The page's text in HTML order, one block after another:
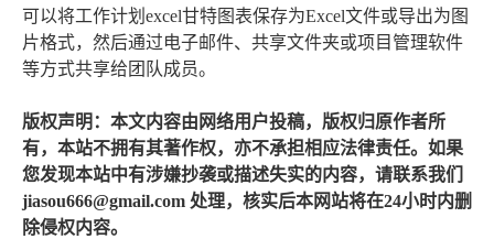
可以将工作计划excel甘特图表保存为Excel文件或导出为图
片格式，然后通过电子邮件、共享文件夹或项目管理软件
等方式共享给团队成员。
版权声明：本文内容由网络用户投稿，版权归原作者所
有，本站不拥有其著作权，亦不承担相应法律责任。如果
您发现本站中有涉嫌抄袭或描述失实的内容，请联系我们
jiasou666@gmail.com 处理，核实后本网站将在24小时内删
除侵权内容。